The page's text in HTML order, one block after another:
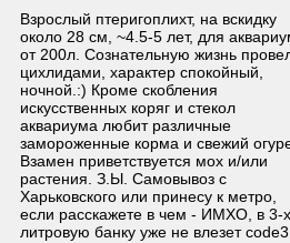
Взрослый птеригоплихт, на вскидку
около 28 см, ~4.5-5 лет, для
от 200л. Сознательную жизнь
цихлидами, характер спокойный,
ночной.:) Кроме скобления
искусственных коряг и стекол
аквариума любит различные
замороженные корма и свежий
Взамен приветствуется мох и/или
растения. З.Ы. Самовывоз с
Харьковского или принесу к метро,
если расскажете в чем - ИМХО, в 3-х
литровую банку уже не влезет